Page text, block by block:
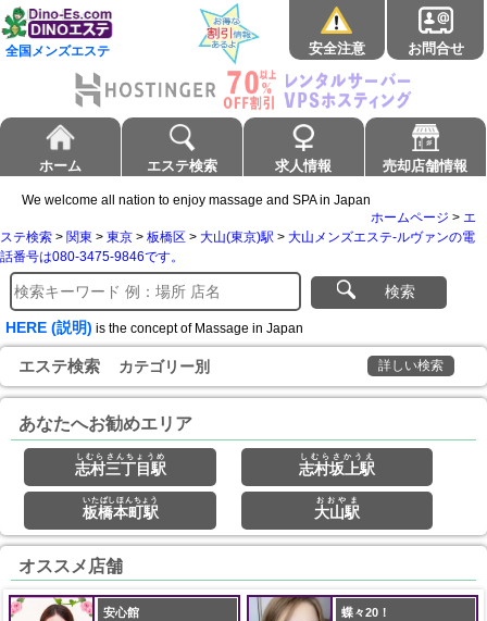
全国メンズエステ 安全注意 お問合せ
ホーム エステ検索 求人情報 売却店舗情報
We welcome all nation to enjoy massage and SPA in Japan
ホームページ > エ
ステ検索 > 関東 > 東京 > 板橋区 > 大山(東京)駅 > 大山メンズエステ-ルヴァンの電
話番号は080-3475-9846です。
検索
HERE (説明) is the concept of Massage in Japan
エステ検索 カテゴリー別 詳しい検索
あなたへお勧めエリア
志村三丁目駅
しむらさんちょうめ
志村坂上駅
しむらさかうえ
板橋本町駅
いたばしほんちょう
大山駅
おおやま
オススメ店舗
安心館 蝶々20！